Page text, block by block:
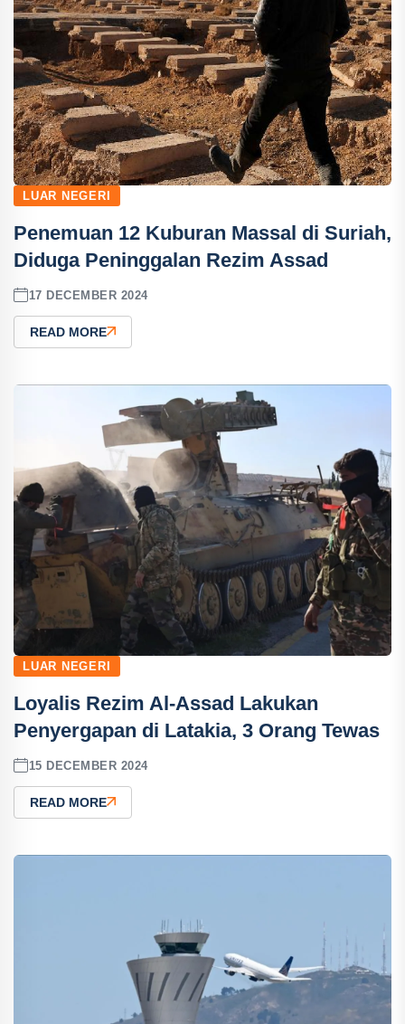
LUAR NEGERI
Penemuan 12 Kuburan Massal di Suriah,
Diduga Peninggalan Rezim Assad
17 DECEMBER 2024
READ MORE
LUAR NEGERI
Loyalis Rezim Al-Assad Lakukan
Penyergapan di Latakia, 3 Orang Tewas
15 DECEMBER 2024
READ MORE